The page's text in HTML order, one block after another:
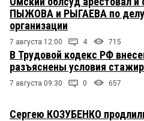
ПЫЖОВА и РЫГАЕВА по делу
организации
7 августа 12:00 4 715
В Трудовой кодекс РФ
разъяснены условия
7 августа 09:30 0 657
Сергею КОЗУБЕНКО